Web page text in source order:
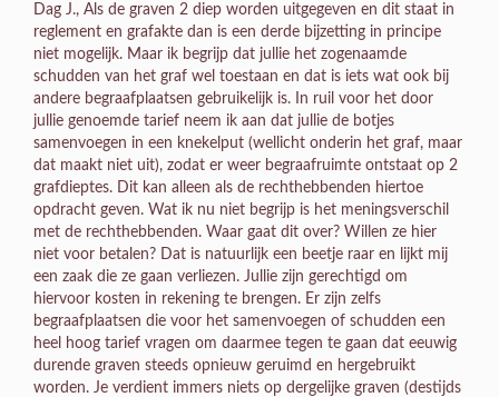
Dag J., Als de graven 2 diep worden uitgegeven en dit staat in
reglement en grafakte dan is een derde bijzetting in principe
niet mogelijk. Maar ik begrijp dat jullie het zogenaamde
schudden van het graf wel toestaan en dat is iets wat ook bij
andere begraafplaatsen gebruikelijk is. In ruil voor het door
jullie genoemde tarief neem ik aan dat jullie de botjes
samenvoegen in een knekelput (wellicht onderin het graf, maar
dat maakt niet uit), zodat er weer begraafruimte ontstaat op 2
grafdieptes. Dit kan alleen als de rechthebbenden hiertoe
opdracht geven. Wat ik nu niet begrijp is het meningsverschil
met de rechthebbenden. Waar gaat dit over? Willen ze hier
niet voor betalen? Dat is natuurlijk een beetje raar en lijkt mij
een zaak die ze gaan verliezen. Jullie zijn gerechtigd om
hiervoor kosten in rekening te brengen. Er zijn zelfs
begraafplaatsen die voor het samenvoegen of schudden een
heel hoog tarief vragen om daarmee tegen te gaan dat eeuwig
durende graven steeds opnieuw geruimd en hergebruikt
worden. Je verdient immers niets op dergelijke graven (destijds